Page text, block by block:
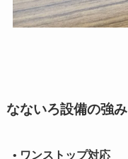
なないろ設備の強み
• ワンストップ対応